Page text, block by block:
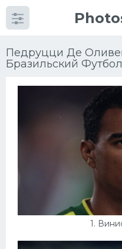
Педруцци Де
Бразильский
1.
КатегорииФото
Хоккей